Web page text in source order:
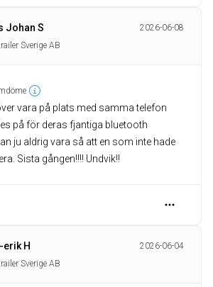
Johan S
2026-06-08
Sverige AB
vara på plats med samma telefon
på för deras fjantiga bluetooth
ju aldrig vara så att en som inte hade
Sista gången!!!! Undvik!!
erik H
2026-06-04
Sverige AB